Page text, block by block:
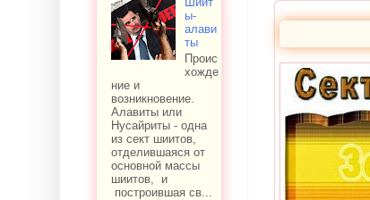
ы-
алави
ты
Проис
хожде
ние и
возникновение.
Алавиты или
Нусайриты - одна
из сект шиитов,
отделившаяся от
основной массы
шиитов, и
построившая св...